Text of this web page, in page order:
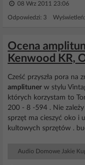
08 Wrz 2011 23:06
Odpowiedzi: 3
Ocena
Kenwood KR,
Cześć przyszła pora na
amplituner w stylu
których korzystam to
200 - 8 -594 . Nie zależy
sprzęt ma cieszyć oko i
kultowych sprzętów .
Audio Domowe Jakie